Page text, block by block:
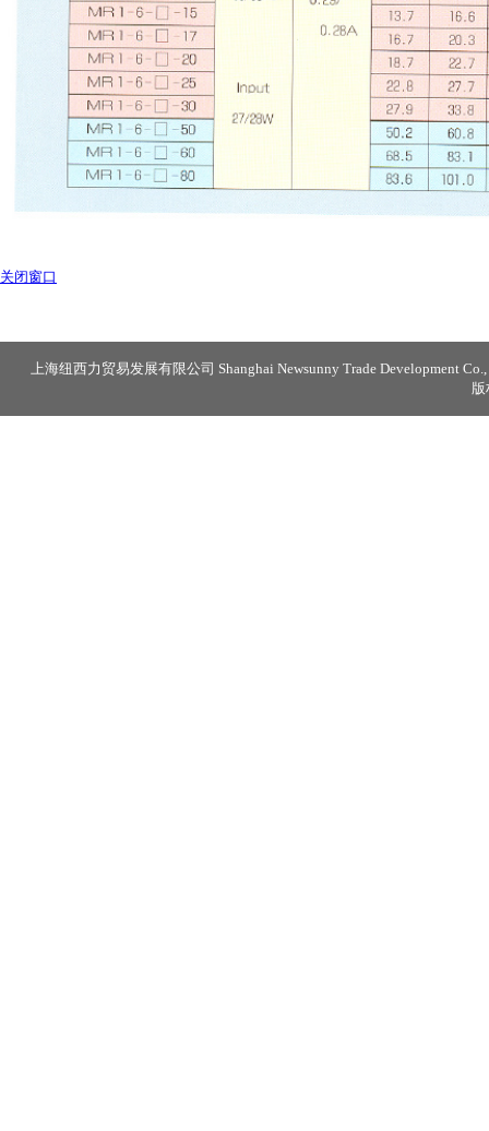
关闭窗口
上海纽西力贸易发展有限公司 Shanghai Newsunny Trade Development